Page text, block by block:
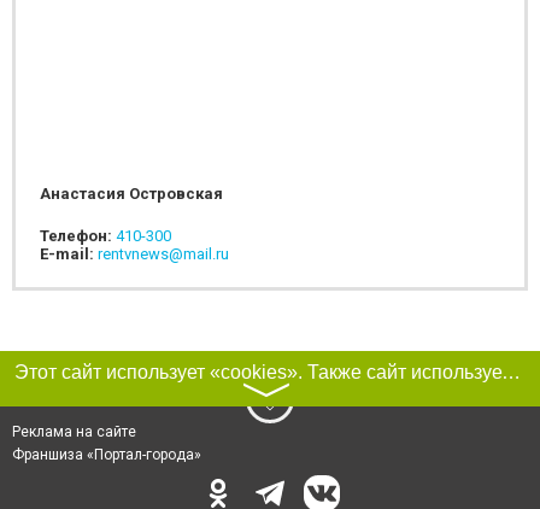
Анастасия Островская
Телефон: 410-300
E-mail: rentvnews@mail.ru
Этот сайт использует «cookies». Также сайт использует интернет-сервис для сбора технических данных касательно посетителей с целью получения маркетинговой и статистической информации. Условия обработки данных посетителей сайта см.
〉
Реклама на сайте
Франшиза «Портал-города»